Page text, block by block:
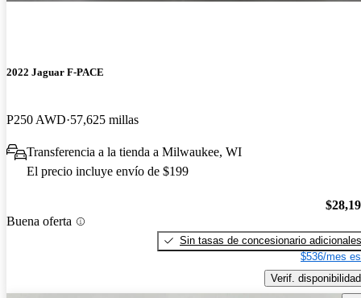
2022 Jaguar F-PACE
P250 AWD 57,625 millas
Transferencia a la tienda a Milwaukee, WI
El precio incluye envío de $199
Buena oferta
Sin tasas de concesionario adicionales
$536/mes
Verif. disponibilidad